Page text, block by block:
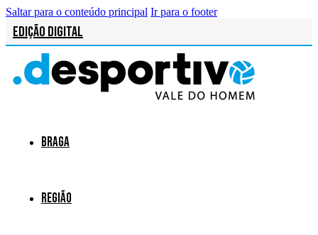
Saltar para o conteúdo principal Ir para o footer
Edição Digital
Braga
Região